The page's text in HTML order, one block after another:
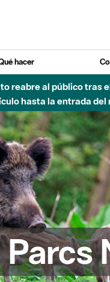
hacer
reabre al público tras
hasta la entrada